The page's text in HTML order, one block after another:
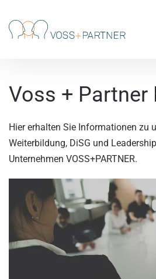
Skip to main content
Voss + Partner
Hier erhalten Sie Informationen zu
Weiterbildung, DiSG und
Unternehmen VOSS+PARTNER.